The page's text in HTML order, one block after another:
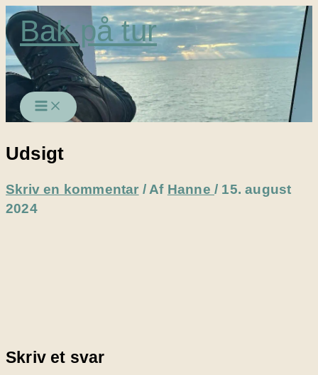
Gå
til
indholdet
Bak på tur
Udsigt
Skriv en kommentar / Af Hanne/ 15. august
2024
Skriv et svar